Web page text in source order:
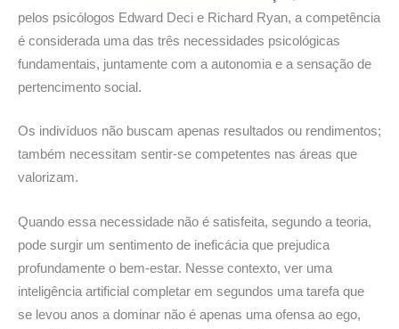
pelos psicólogos Edward Deci e Richard Ryan, a competência
é considerada uma das três necessidades psicológicas
fundamentais, juntamente com a autonomia e a sensação de
pertencimento social.
Os indivíduos não buscam apenas resultados ou rendimentos;
também necessitam sentir-se competentes nas áreas que
valorizam.
Quando essa necessidade não é satisfeita, segundo a teoria,
pode surgir um sentimento de ineficácia que prejudica
profundamente o bem-estar. Nesse contexto, ver uma
inteligência artificial completar em segundos uma tarefa que
se levou anos a dominar não é apenas uma ofensa ao ego,